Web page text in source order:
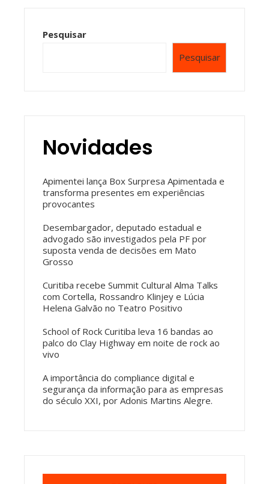
Pesquisar
Pesquisar
Novidades
Apimentei lança Box Surpresa Apimentada e
transforma presentes em experiências
provocantes
Desembargador, deputado estadual e
advogado são investigados pela PF por
suposta venda de decisões em Mato
Grosso
Curitiba recebe Summit Cultural Alma Talks
com Cortella, Rossandro Klinjey e Lúcia
Helena Galvão no Teatro Positivo
School of Rock Curitiba leva 16 bandas ao
palco do Clay Highway em noite de rock ao
vivo
A importância do compliance digital e
segurança da informação para as empresas
do século XXI, por Adonis Martins Alegre.